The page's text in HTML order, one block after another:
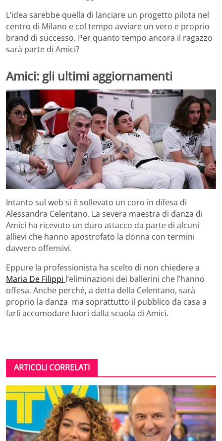
L’idea sarebbe quella di lanciare un progetto pilota nel
centro di Milano e col tempo avviare un vero e proprio
brand di successo. Per quanto tempo ancora il ragazzo
sarà parte di Amici?
Amici: gli ultimi aggiornamenti
Intanto sul web si è sollevato un coro in difesa di
Alessandra Celentano. La severa maestra di danza di
Amici ha ricevuto un duro attacco da parte di alcuni
allievi che hanno apostrofato la donna con termini
davvero offensivi.
Eppure la professionista ha scelto di non chiedere a
Maria De Filippi l’eliminazioni dei ballerini che l’hanno
offesa. Anche perché, a detta della Celentano, sarà
proprio la danza ma soprattutto il pubblico da casa a
farli accomodare fuori dalla scuola di Amici.
ARTICOLI CORRELATI